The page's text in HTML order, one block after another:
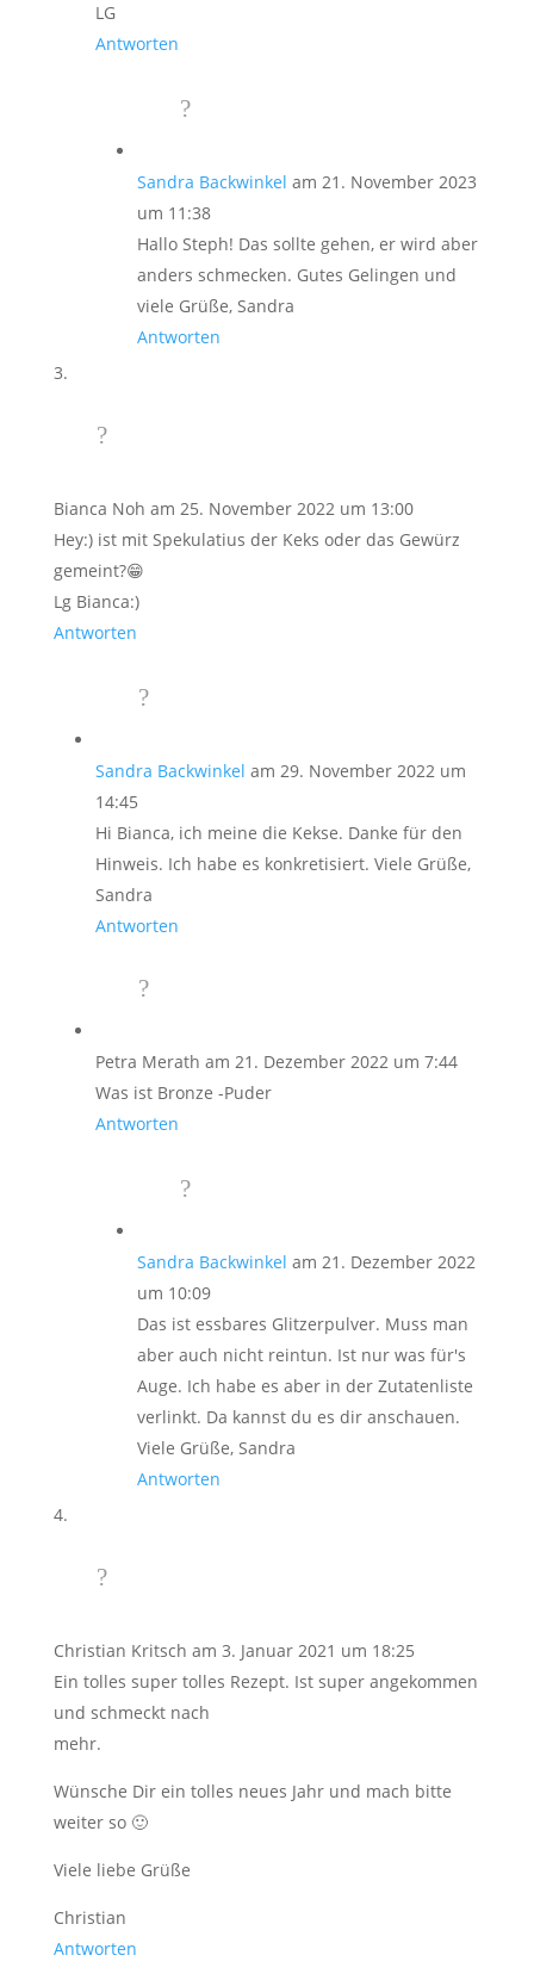
LG
Antworten
Sandra Backwinkel am 21. November 2023
um 11:38
Hallo Steph! Das sollte gehen, er wird aber
anders schmecken. Gutes Gelingen und
viele Grüße, Sandra
Antworten
Bianca Noh am 25. November 2022 um 13:00
Hey:) ist mit Spekulatius der Keks oder das Gewürz
gemeint?😁
Lg Bianca:)
Antworten
Sandra Backwinkel am 29. November 2022 um
14:45
Hi Bianca, ich meine die Kekse. Danke für den
Hinweis. Ich habe es konkretisiert. Viele Grüße,
Sandra
Antworten
Petra Merath am 21. Dezember 2022 um 7:44
Was ist Bronze -Puder
Antworten
Sandra Backwinkel am 21. Dezember 2022
um 10:09
Das ist essbares Glitzerpulver. Muss man
aber auch nicht reintun. Ist nur was für's
Auge. Ich habe es aber in der Zutatenliste
verlinkt. Da kannst du es dir anschauen.
Viele Grüße, Sandra
Antworten
Christian Kritsch am 3. Januar 2021 um 18:25
Ein tolles super tolles Rezept. Ist super angekommen
und schmeckt nach
mehr.
Wünsche Dir ein tolles neues Jahr und mach bitte
weiter so 🙂
Viele liebe Grüße
Christian
Antworten